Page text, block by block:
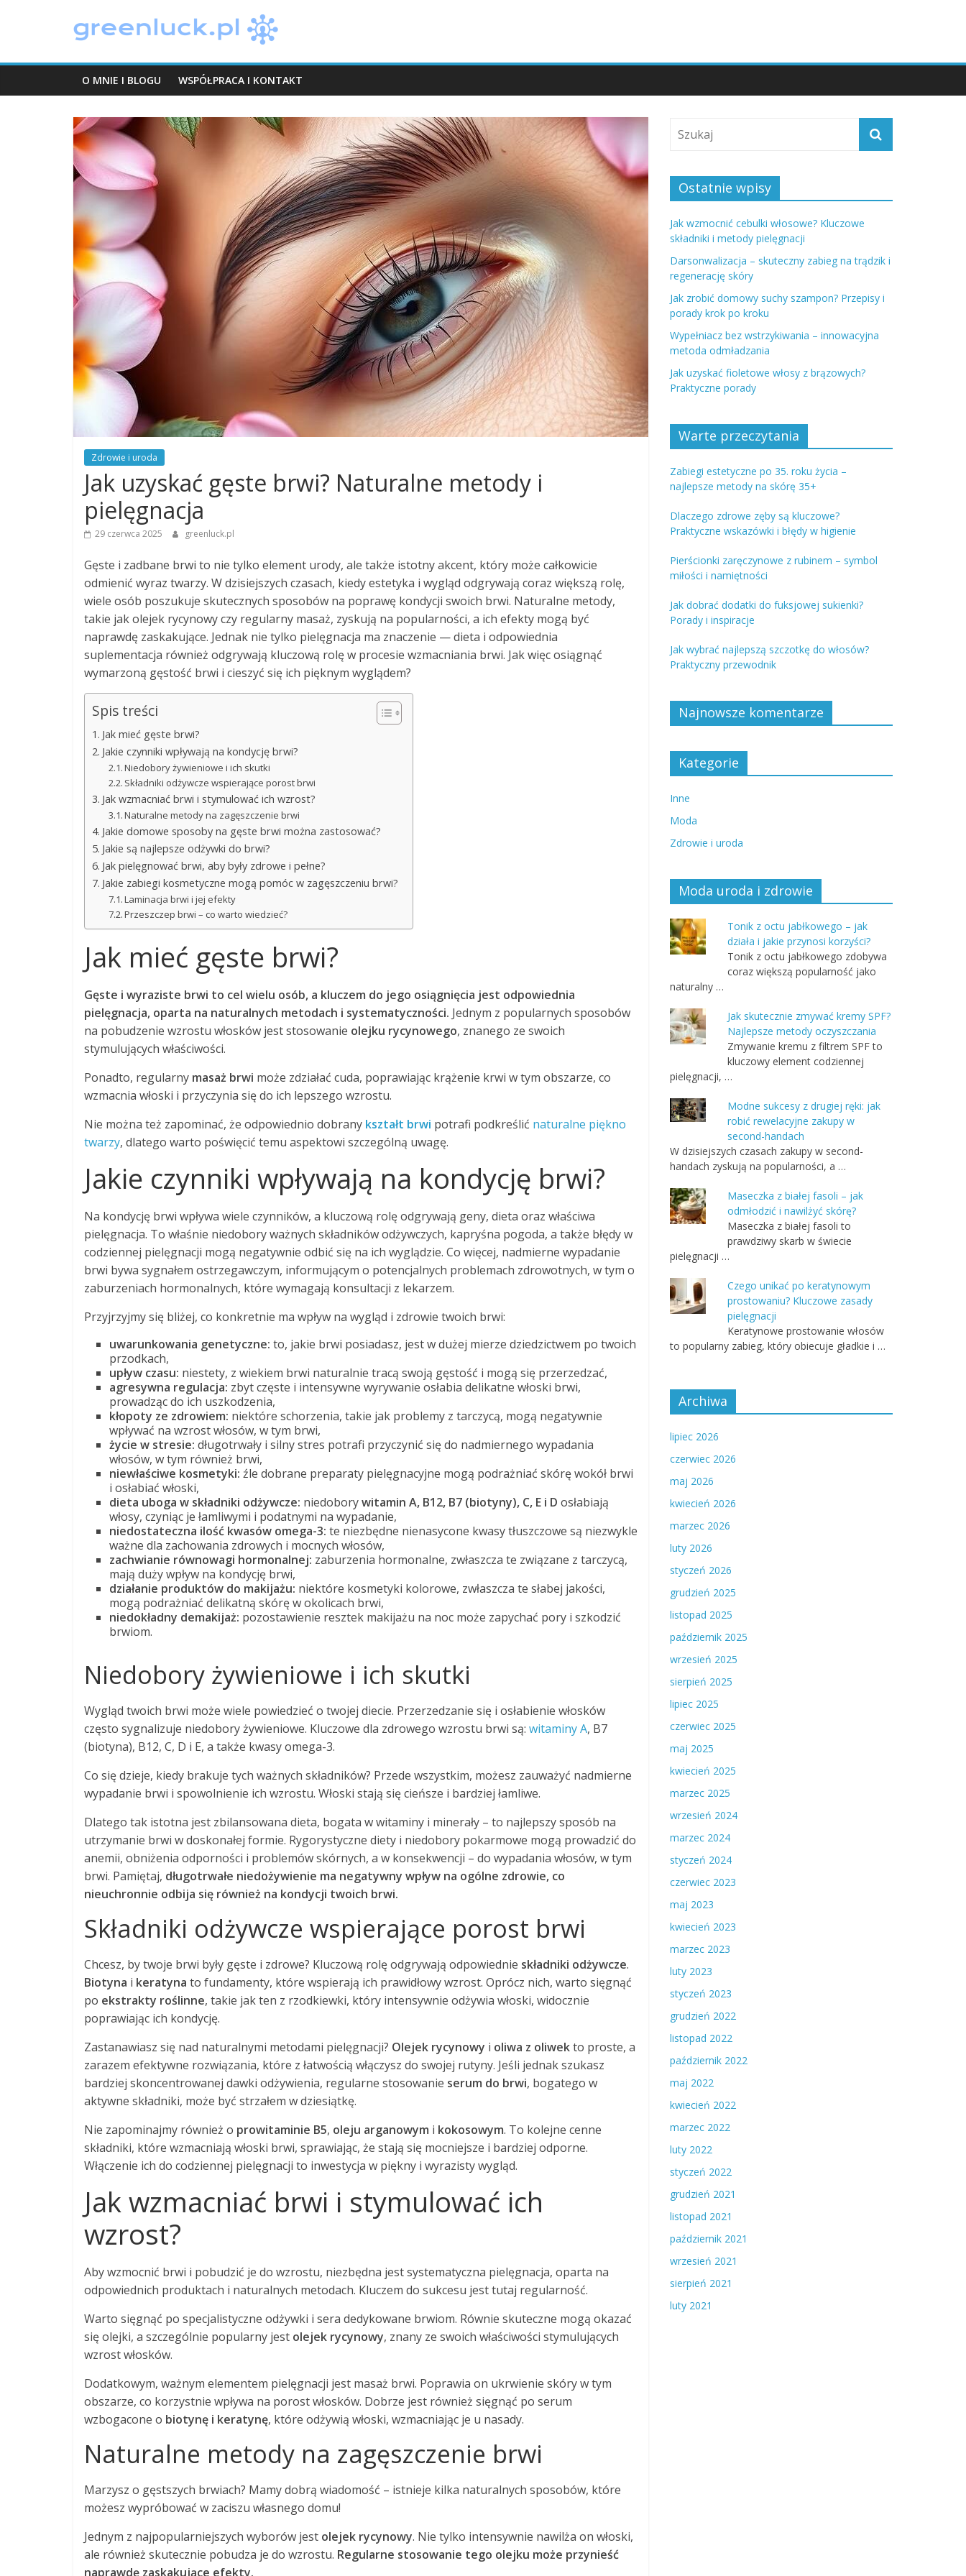
greenluck.pl
O MNIE I BLOGU WSPÓŁPRACA I KONTAKT
Zdrowie i uroda
Jak uzyskać gęste brwi? Naturalne metody i
pielęgnacja
29 czerwca 2025 greenluck.pl
Gęste i zadbane brwi to nie tylko element urody, ale także istotny akcent, który może całkowicie
odmienić wyraz twarzy. W dzisiejszych czasach, kiedy estetyka i wygląd odgrywają coraz większą rolę,
wiele osób poszukuje skutecznych sposobów na poprawę kondycji swoich brwi. Naturalne metody,
takie jak olejek rycynowy czy regularny masaż, zyskują na popularności, a ich efekty mogą być
naprawdę zaskakujące. Jednak nie tylko pielęgnacja ma znaczenie — dieta i odpowiednia
suplementacja również odgrywają kluczową rolę w procesie wzmacniania brwi. Jak więc osiągnąć
wymarzoną gęstość brwi i cieszyć się ich pięknym wyglądem?
Spis treści
Jak mieć gęste brwi?
Jakie czynniki wpływają na kondycję brwi?
Niedobory żywieniowe i ich skutki
Składniki odżywcze wspierające porost brwi
Jak wzmacniać brwi i stymulować ich wzrost?
Naturalne metody na zagęszczenie brwi
Jakie domowe sposoby na gęste brwi można zastosować?
Jakie są najlepsze odżywki do brwi?
Jak pielęgnować brwi, aby były zdrowe i pełne?
Jakie zabiegi kosmetyczne mogą pomóc w zagęszczeniu brwi?
Laminacja brwi i jej efekty
Przeszczep brwi – co warto wiedzieć?
Jak mieć gęste brwi?
Gęste i wyraziste brwi to cel wielu osób, a kluczem do jego osiągnięcia jest odpowiednia
pielęgnacja, oparta na naturalnych metodach i systematyczności. Jednym z popularnych sposobów
na pobudzenie wzrostu włosków jest stosowanie olejku rycynowego, znanego ze swoich
stymulujących właściwości.
Ponadto, regularny masaż brwi może zdziałać cuda, poprawiając krążenie krwi w tym obszarze, co
wzmacnia włoski i przyczynia się do ich lepszego wzrostu.
Nie można też zapominać, że odpowiednio dobrany kształt brwi potrafi podkreślić naturalne piękno
twarzy, dlatego warto poświęcić temu aspektowi szczególną uwagę.
Jakie czynniki wpływają na kondycję brwi?
Na kondycję brwi wpływa wiele czynników, a kluczową rolę odgrywają geny, dieta oraz właściwa
pielęgnacja. To właśnie niedobory ważnych składników odżywczych, kapryśna pogoda, a także błędy w
codziennej pielęgnacji mogą negatywnie odbić się na ich wyglądzie. Co więcej, nadmierne wypadanie
brwi bywa sygnałem ostrzegawczym, informującym o potencjalnych problemach zdrowotnych, w tym o
zaburzeniach hormonalnych, które wymagają konsultacji z lekarzem.
Przyjrzyjmy się bliżej, co konkretnie ma wpływ na wygląd i zdrowie twoich brwi:
uwarunkowania genetyczne: to, jakie brwi posiadasz, jest w dużej mierze dziedzictwem po twoich
przodkach,
upływ czasu: niestety, z wiekiem brwi naturalnie tracą swoją gęstość i mogą się przerzedzać,
agresywna regulacja: zbyt częste i intensywne wyrywanie osłabia delikatne włoski brwi,
prowadząc do ich uszkodzenia,
kłopoty ze zdrowiem: niektóre schorzenia, takie jak problemy z tarczycą, mogą negatywnie
wpływać na wzrost włosów, w tym brwi,
życie w stresie: długotrwały i silny stres potrafi przyczynić się do nadmiernego wypadania
włosów, w tym również brwi,
niewłaściwe kosmetyki: źle dobrane preparaty pielęgnacyjne mogą podrażniać skórę wokół brwi
i osłabiać włoski,
dieta uboga w składniki odżywcze: niedoborywitamin A, B12, B7 (biotyny), C, E i D osłabiają
włosy, czyniąc je łamliwymi i podatnymi na wypadanie,
niedostateczna ilość kwasów omega-3: te niezbędne nienasycone kwasy tłuszczowe są niezwykle
ważne dla zachowania zdrowych i mocnych włosów,
zachwianie równowagi hormonalnej: zaburzenia hormonalne, zwłaszcza te związane z tarczycą,
mają duży wpływ na kondycję brwi,
działanie produktów do makijażu: niektóre kosmetyki kolorowe, zwłaszcza te słabej jakości,
mogą podrażniać delikatną skórę w okolicach brwi,
niedokładny demakijaż: pozostawienie resztek makijażu na noc może zapychać pory i szkodzić
brwiom.
Niedobory żywieniowe i ich skutki
Wygląd twoich brwi może wiele powiedzieć o twojej diecie. Przerzedzanie się i osłabienie włosków
często sygnalizuje niedobory żywieniowe. Kluczowe dla zdrowego wzrostu brwi są: witaminy A, B7
(biotyna), B12, C, D i E, a także kwasy omega-3.
Co się dzieje, kiedy brakuje tych ważnych składników? Przede wszystkim, możesz zauważyć nadmierne
wypadanie brwi i spowolnienie ich wzrostu. Włoski stają się cieńsze i bardziej łamliwe.
Dlatego tak istotna jest zbilansowana dieta, bogata w witaminy i minerały – to najlepszy sposób na
utrzymanie brwi w doskonałej formie. Rygorystyczne diety i niedobory pokarmowe mogą prowadzić do
anemii, obniżenia odporności i problemów skórnych, a w konsekwencji – do wypadania włosów, w tym
brwi. Pamiętaj, długotrwałe niedożywienie ma negatywny wpływ na ogólne zdrowie, co
nieuchronnie odbija się również na kondycji twoich brwi.
Składniki odżywcze wspierające porost brwi
Chcesz, by twoje brwi były gęste i zdrowe? Kluczową rolę odgrywają odpowiednie składniki odżywcze.
Biotyna i keratyna to fundamenty, które wspierają ich prawidłowy wzrost. Oprócz nich, warto sięgnąć
po ekstrakty roślinne, takie jak ten z rzodkiewki, który intensywnie odżywia włoski, widocznie
poprawiając ich kondycję.
Zastanawiasz się nad naturalnymi metodami pielęgnacji? Olejek rycynowy i oliwa z oliwekto proste, a
zarazem efektywne rozwiązania, które z łatwością włączysz do swojej rutyny. Jeśli jednak szukasz
bardziej skoncentrowanej dawki odżywienia, regularne stosowanie serum do brwi, bogatego w
aktywne składniki, może być strzałem w dziesiątkę.
Nie zapominajmy również o prowitaminie B5, oleju arganowym i kokosowym. To kolejne cenne
składniki, które wzmacniają włoski brwi, sprawiając, że stają się mocniejsze i bardziej odporne.
Włączenie ich do codziennej pielęgnacji to inwestycja w piękny i wyrazisty wygląd.
Jak wzmacniać brwi i stymulować ich
wzrost?
Aby wzmocnić brwi i pobudzić je do wzrostu, niezbędna jest systematyczna pielęgnacja, oparta na
odpowiednich produktach i naturalnych metodach. Kluczem do sukcesu jest tutaj regularność.
Warto sięgnąć po specjalistyczne odżywki i sera dedykowane brwiom. Równie skuteczne mogą okazać
się olejki, a szczególnie popularny jest olejek rycynowy, znany ze swoich właściwości stymulujących
wzrost włosków.
Dodatkowym, ważnym elementem pielęgnacji jest masaż brwi. Poprawia on ukrwienie skóry w tym
obszarze, co korzystnie wpływa na porost włosków. Dobrze jest również sięgnąć po serum
wzbogacone o biotynę i keratynę, które odżywią włoski, wzmacniając je u nasady.
Naturalne metody na zagęszczenie brwi
Marzysz o gęstszych brwiach? Mamy dobrą wiadomość – istnieje kilka naturalnych sposobów, które
możesz wypróbować w zaciszu własnego domu!
Jednym z najpopularniejszych wyborów jest olejek rycynowy. Nie tylko intensywnie nawilża on włoski,
ale również skutecznie pobudza je do wzrostu. Regularne stosowanie tego olejku może przynieść
naprawdę zaskakujące efekty.
Ostatnie wpisy
Jak wzmocnić cebulki włosowe? Kluczowe
składniki i metody pielęgnacji
Darsonwalizacja – skuteczny zabieg na trądzik i
regenerację skóry
Jak zrobić domowy suchy szampon? Przepisy i
porady krok po kroku
Wypełniacz bez wstrzykiwania – innowacyjna
metoda odmładzania
Jak uzyskać fioletowe włosy z brązowych?
Praktyczne porady
Warte przeczytania
Zabiegi estetyczne po 35. roku życia –
najlepsze metody na skórę 35+
Dlaczego zdrowe zęby są kluczowe?
Praktyczne wskazówki i błędy w higienie
Pierścionki zaręczynowe z rubinem – symbol
miłości i namiętności
Jak dobrać dodatki do fuksjowej sukienki?
Porady i inspiracje
Jak wybrać najlepszą szczotkę do włosów?
Praktyczny przewodnik
Najnowsze komentarze
Kategorie
Inne
Moda
Zdrowie i uroda
Moda uroda i zdrowie
Tonik z octu jabłkowego – jak
działa i jakie przynosi korzyści?
Tonik z octu jabłkowego zdobywa
coraz większą popularność jako
naturalny …
Jak skutecznie zmywać kremy SPF?
Najlepsze metody oczyszczania
Zmywanie kremu z filtrem SPF to
kluczowy element codziennej
pielęgnacji, …
Modne sukcesy z drugiej ręki: jak
robić rewelacyjne zakupy w
second-handach
W dzisiejszych czasach zakupy w second-
handach zyskują na popularności, a …
Maseczka z białej fasoli – jak
odmłodzić i nawilżyć skórę?
Maseczka z białej fasoli to
prawdziwy skarb w świecie
pielęgnacji …
Czego unikać po keratynowym
prostowaniu? Kluczowe zasady
pielęgnacji
Keratynowe prostowanie włosów
to popularny zabieg, który obiecuje gładkie i …
Archiwa
lipiec 2026
czerwiec 2026
maj 2026
kwiecień 2026
marzec 2026
luty 2026
styczeń 2026
grudzień 2025
listopad 2025
październik 2025
wrzesień 2025
sierpień 2025
lipiec 2025
czerwiec 2025
maj 2025
kwiecień 2025
marzec 2025
wrzesień 2024
marzec 2024
styczeń 2024
czerwiec 2023
maj 2023
kwiecień 2023
marzec 2023
luty 2023
styczeń 2023
grudzień 2022
listopad 2022
październik 2022
maj 2022
kwiecień 2022
marzec 2022
luty 2022
styczeń 2022
grudzień 2021
listopad 2021
październik 2021
wrzesień 2021
sierpień 2021
luty 2021